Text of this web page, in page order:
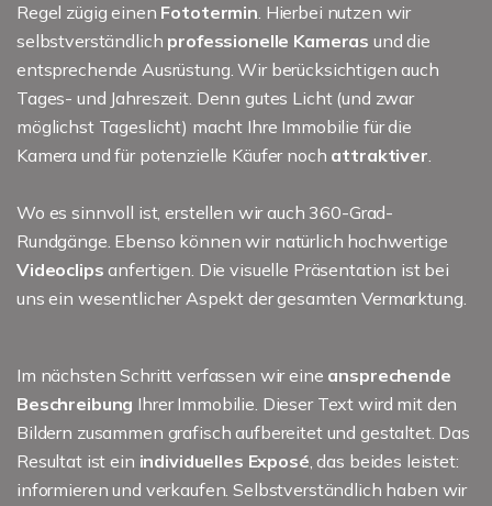
Regel zügig einen Fototermin. Hierbei nutzen wir
selbstverständlich professionelle Kameras und die
entsprechende Ausrüstung. Wir berücksichtigen auch
Tages- und Jahreszeit. Denn gutes Licht (und zwar
möglichst Tageslicht) macht Ihre Immobilie für die
Kamera und für potenzielle Käufer noch attraktiver.
Wo es sinnvoll ist, erstellen wir auch 360-Grad-
Rundgänge. Ebenso können wir natürlich hochwertige
Videoclips anfertigen. Die visuelle Präsentation ist bei
uns ein wesentlicher Aspekt der gesamten Vermarktung.
Im nächsten Schritt verfassen wir eine ansprechende
Beschreibung Ihrer Immobilie. Dieser Text wird mit den
Bildern zusammen grafisch aufbereitet und gestaltet. Das
Resultat ist ein individuelles Exposé, das beides leistet:
informieren und verkaufen. Selbstverständlich haben wir